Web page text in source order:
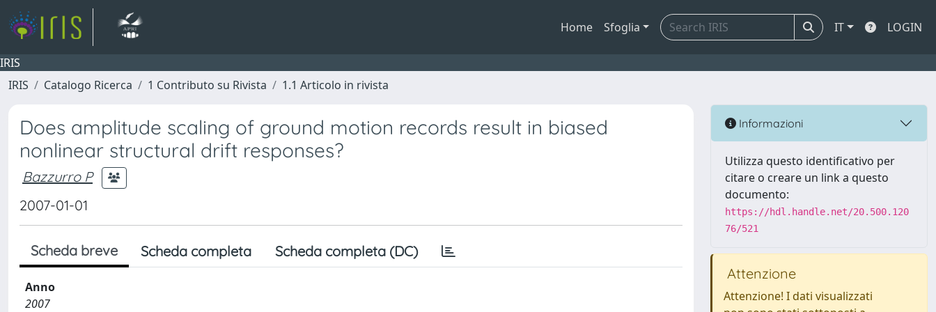
Home Sfoglia IT LOGIN
IRIS
IRIS
Catalogo Ricerca 1 Contributo su Rivista 1.1 Articolo in rivista
Does amplitude scaling of ground motion records result in biased
nonlinear structural drift responses?
Bazzurro P
2007-01-01
Scheda breve Scheda completa Scheda completa (DC)
Anno
2007
Informazioni
Utilizza questo identificativo per
citare o creare un link a questo
documento:
https://hdl.handle.net/20.500.120
76/521
Attenzione
Attenzione! I dati visualizzati